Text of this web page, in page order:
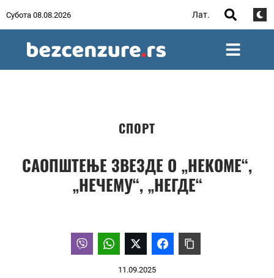
Субота 08.08.2026 Лат.
СПОРТ
САОПШТЕЊЕ ЗВЕЗДЕ О „НЕКОМЕ“,
„НЕЧЕМУ“, „НЕГДЕ“
11.09.2025